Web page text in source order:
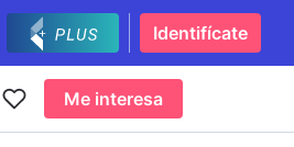
Identifícate
Me interesa